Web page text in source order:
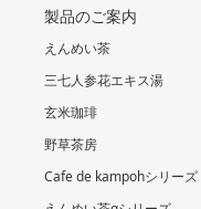
製品のご案内
えんめい茶
三七人参花エキス湯
玄米珈琲
野草茶房
Cafe de kampohシリーズ